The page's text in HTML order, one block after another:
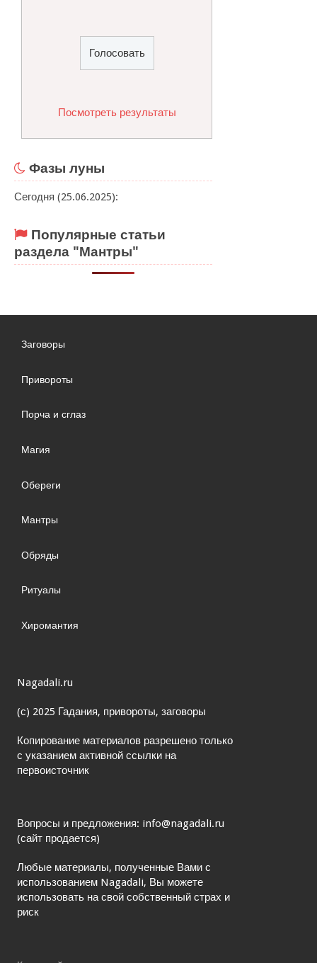
Посмотреть результаты
Фазы луны
Сегодня (25.06.2025):
Популярные статьи
раздела "Мантры"
Заговоры
Привороты
Порча и сглаз
Магия
Обереги
Мантры
Обряды
Ритуалы
Хиромантия
Nagadali.ru
(с) 2025 Гадания, привороты, заговоры
Копирование материалов разрешено только
с указанием активной ссылки на
первоисточник
Вопросы и предложения: info@nagadali.ru
(сайт продается)
Любые материалы, полученные Вами с
использованием Nagadali, Вы можете
использовать на свой собственный страх и
риск